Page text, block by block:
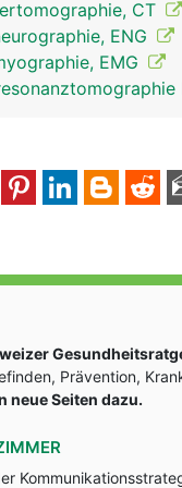
CT
ENG
EMG
Prävention,
neue Seiten dazu.